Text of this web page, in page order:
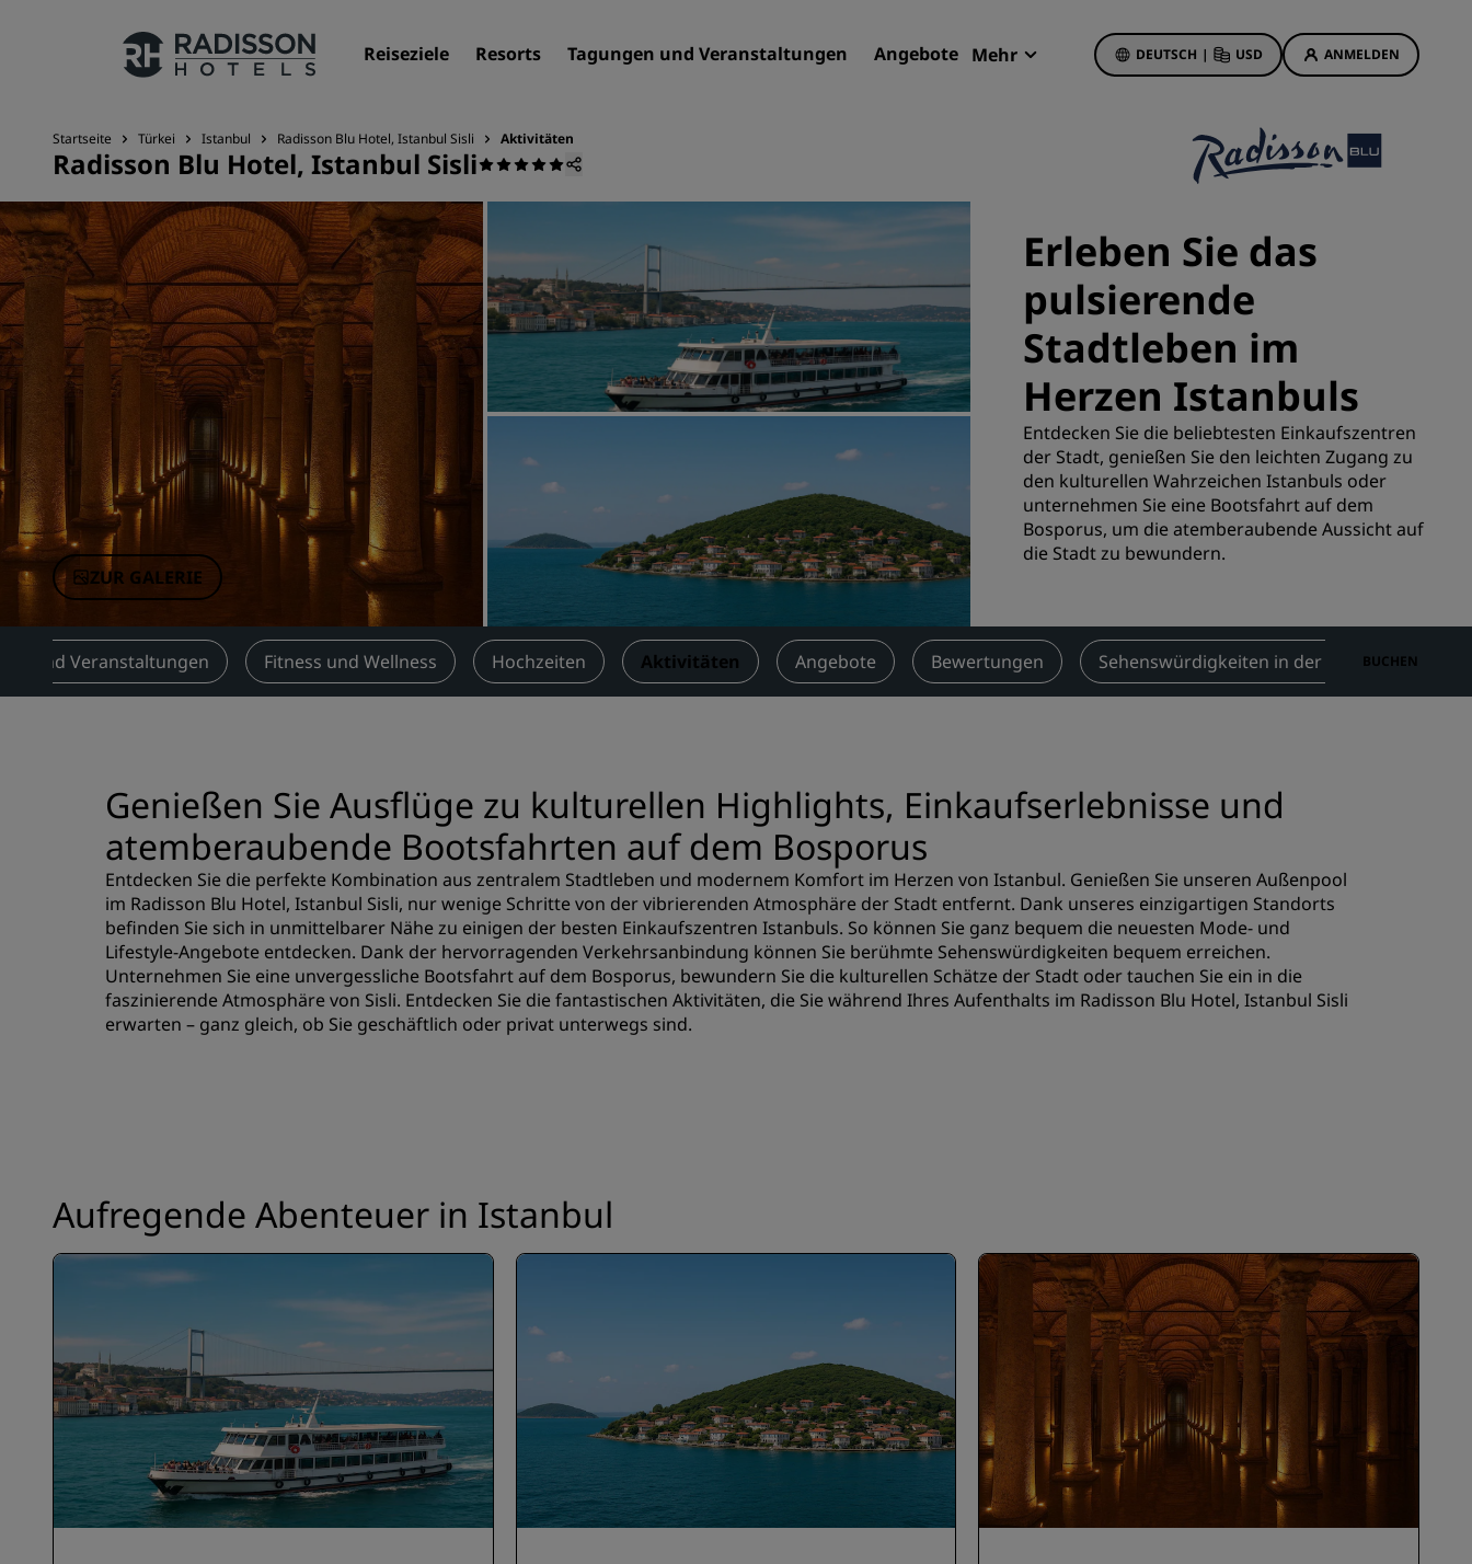
Reiseziele Resorts Tagungen und Veranstaltungen Angebote Mehr DEUTSCH | USD ANMELDEN
Unsere Marken
Marken von Radisson Hotels
Verbundene Marken in China
Reiseziele
Resorts
Serviced Apartments
Flughafenhotels
Neue und geplante Hotels
Tagungen und
Entdecken Sie Radisson Meetings
Einen Meetingraum buchen
Fordern Sie ein Angebot an
Veranstaltungsorte
Flüge suchen
Nach einem Restaurant suchen
Digitale Services
Radisson Hotels App
Hotelangebote
Bonus für die erste Buchung
Deals of the Day
Im Voraus buchen
Unsere Angebote anzeigen
Reisevorschläge
Familienfreundliche Hotels
Rad Pets
Hochzeitslocations
Nachhaltige Aufenthalte
Geschäftsreisender
Hotels im Stadtzentrum
Besuchen Sie unseren Blog
Entdecken Sie Radisson Rewards
Vorteile
So sammeln Sie Punkte
Bookers and Planners
REGISTRIEREN
Startseite Türkei Istanbul Radisson Blu Hotel, Istanbul Sisli Aktivitäten
Radisson Blu Hotel, Istanbul Sisli
ZUR GALERIE
Erleben Sie das
pulsierende
Stadtleben im
Herzen Istanbuls
Entdecken Sie die beliebtesten Einkaufszentren
der Stadt, genießen Sie den leichten Zugang zu
den kulturellen Wahrzeichen Istanbuls oder
unternehmen Sie eine Bootsfahrt auf dem
Bosporus, um die atemberaubende Aussicht auf
die Stadt zu bewundern.
und Veranstaltungen Fitness und Wellness Hochzeiten Aktivitäten Angebote Bewertungen Sehenswürdigkeiten in der NäheBUCHEN
Genießen Sie Ausflüge zu kulturellen Highlights, Einkaufserlebnisse und
atemberaubende Bootsfahrten auf dem Bosporus
Entdecken Sie die perfekte Kombination aus zentralem Stadtleben und modernem Komfort im Herzen von Istanbul. Genießen Sie unseren Außenpool
im Radisson Blu Hotel, Istanbul Sisli, nur wenige Schritte von der vibrierenden Atmosphäre der Stadt entfernt. Dank unseres einzigartigen Standorts
befinden Sie sich in unmittelbarer Nähe zu einigen der besten Einkaufszentren Istanbuls. So können Sie ganz bequem die neuesten Mode- und
Lifestyle-Angebote entdecken. Dank der hervorragenden Verkehrsanbindung können Sie berühmte Sehenswürdigkeiten bequem erreichen.
Unternehmen Sie eine unvergessliche Bootsfahrt auf dem Bosporus, bewundern Sie die kulturellen Schätze der Stadt oder tauchen Sie ein in die
faszinierende Atmosphäre von Sisli. Entdecken Sie die fantastischen Aktivitäten, die Sie während Ihres Aufenthalts im Radisson Blu Hotel, Istanbul Sisli
erwarten – ganz gleich, ob Sie geschäftlich oder privat unterwegs sind.
Aufregende Abenteuer in Istanbul